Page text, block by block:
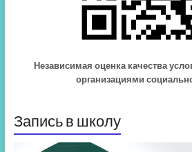
Независимая оценка качества
организациями
Запись в школу